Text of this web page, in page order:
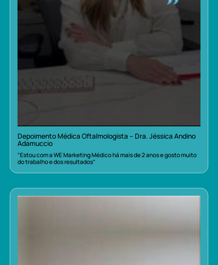
Depoimento Médica Oftalmologista – Dra. Jéssica Andino
Adamuccio
“Estou com a WE Marketing Médico há mais de 2 anos e gosto muito
do trabalho e dos resultados”